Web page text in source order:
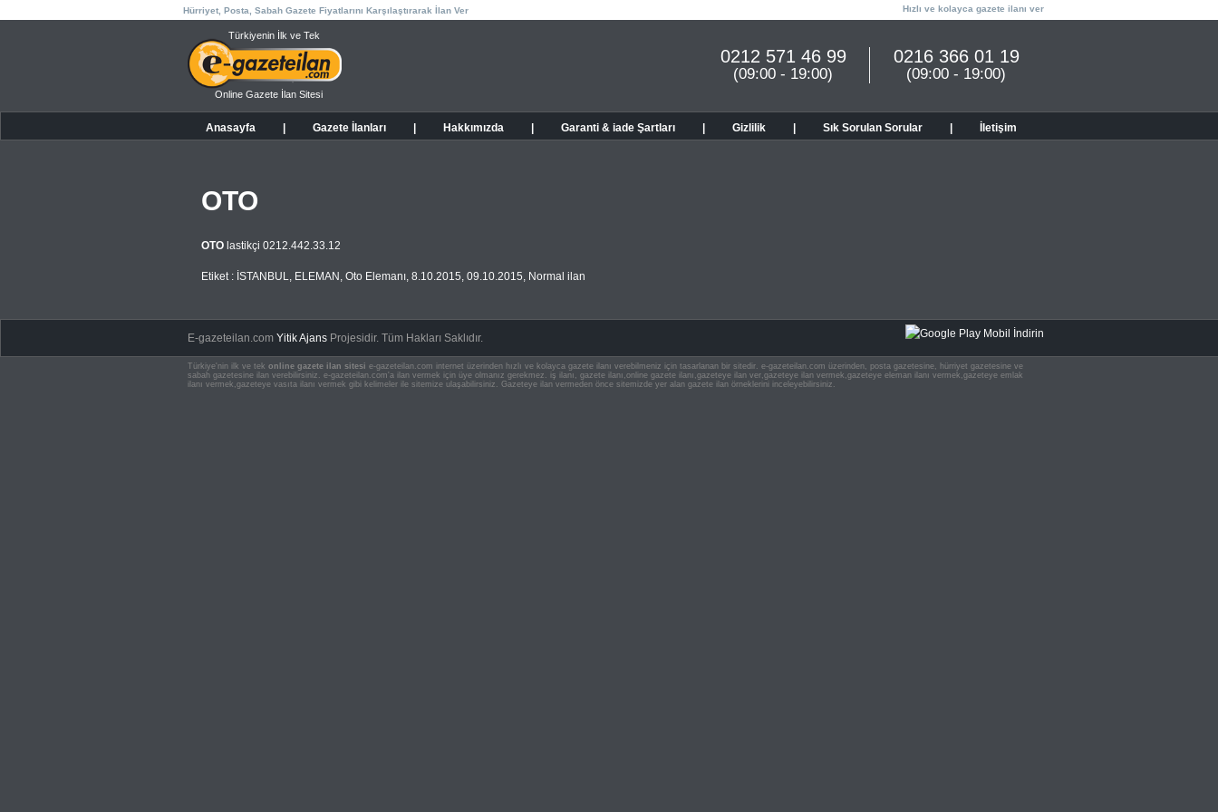
Hürriyet, Posta, Sabah Gazete Fiyatlarını Karşılaştırarak İlan Ver Hızlı ve kolayca gazete ilanı ver
Türkiyenin İlk ve Tek
Online Gazete İlan Sitesi
0216 366 01 19
(09:00 - 19:00)
0212 571 46 99
(09:00 - 19:00)
Anasayfa Gazete İlanları Hakkımızda Garanti & iade Şartları Gizlilik Sık Sorulan Sorular İletişim
OTO
OTO lastikçi 0212.442.33.12
Etiket : İSTANBUL, ELEMAN , Oto Elemanı, 8.10.2015, 09.10.2015, Normal ilan
E-gazeteilan.comYitik Ajans Projesidir.Tüm Hakları Saklıdır.
Türkiye'nin ilk ve tek online gazete ilan sitesi e-gazeteilan.com internet üzerinden hızlı ve kolayca gazete ilanı verebilmeniz için tasarlanan bir sitedir. e-gazeteilan.com üzerinden, posta gazetesine, hürriyet gazetesine ve
sabah gazetesine ilan verebilirsiniz. e-gazeteilan.com'a ilan vermek için üye olmanız gerekmez. iş ilanı, gazete ilanı,online gazete ilanı,gazeteye ilan ver,gazeteye ilan vermek,gazeteye eleman ilanı vermek,gazeteye emlak
ilanı vermek,gazeteye vasıta ilanı vermek gibi kelimeler ile sitemize ulaşabilirsiniz. Gazeteye ilan vermeden önce sitemizde yer alan gazete ilan örneklerini inceleyebilirsiniz.